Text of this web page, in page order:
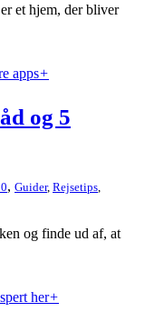
et hjem, der bliver
+
og 5
, Guider, Rejsetips
og finde ud af, at
+